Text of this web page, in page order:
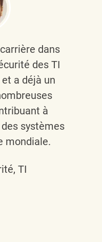
dans
des TI
a déjà un
à
systèmes
mondiale.
TI